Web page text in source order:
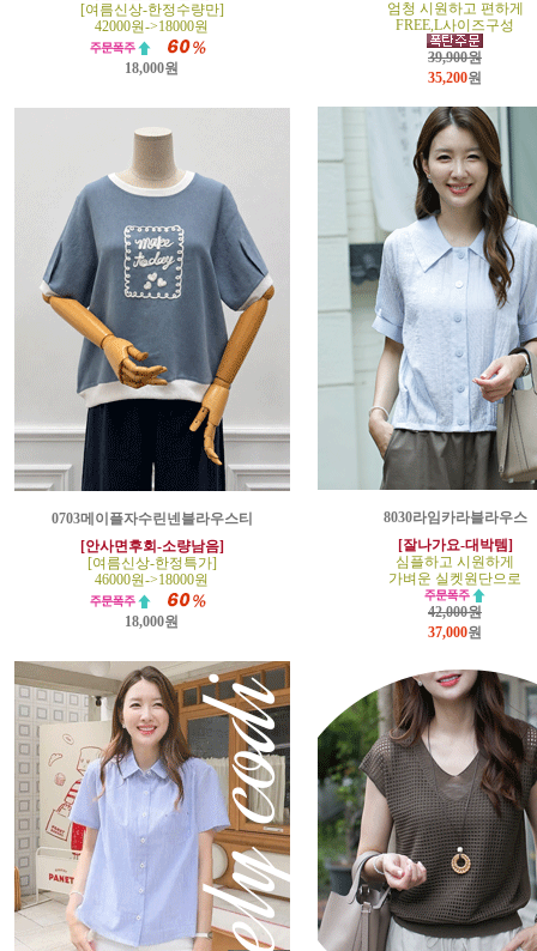
[여름신상-한정수량만]
42000원->18000원
18,000원
엄청 시원하고 편하게
FREE,L사이즈구성
39,900원
35,200원
0703메이플자수린넨블라우스티
[안사면후회-소량남음]
[여름신상-한정특가]
46000원->18000원
18,000원
8030라임카라블라우스
[잘나가요-대박템]
심플하고 시원하게
가벼운 실켓원단으로
42,000원
37,000원